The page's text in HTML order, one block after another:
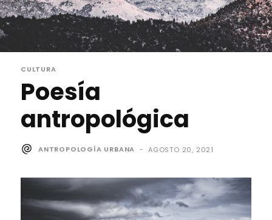
CULTURA
Poesía
antropológica
ANTROPOLOGÍA URBANA - AGOSTO 20, 2021